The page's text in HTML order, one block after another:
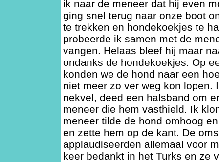
ik naar de meneer dat hij even
ging snel terug naar onze boot
te trekken en hondekoekjes te
probeerde ik samen met de
vangen. Helaas bleef hij maar
ondanks de hondekoekjes. Op
konden we de hond naar een
niet meer zo ver weg kon lopen.
nekvel, deed een halsband om
meneer die hem vasthield. Ik
meneer tilde de hond omhoog
en zette hem op de kant. De
applaudiseerden allemaal voor
keer bedankt in het Turks en ze